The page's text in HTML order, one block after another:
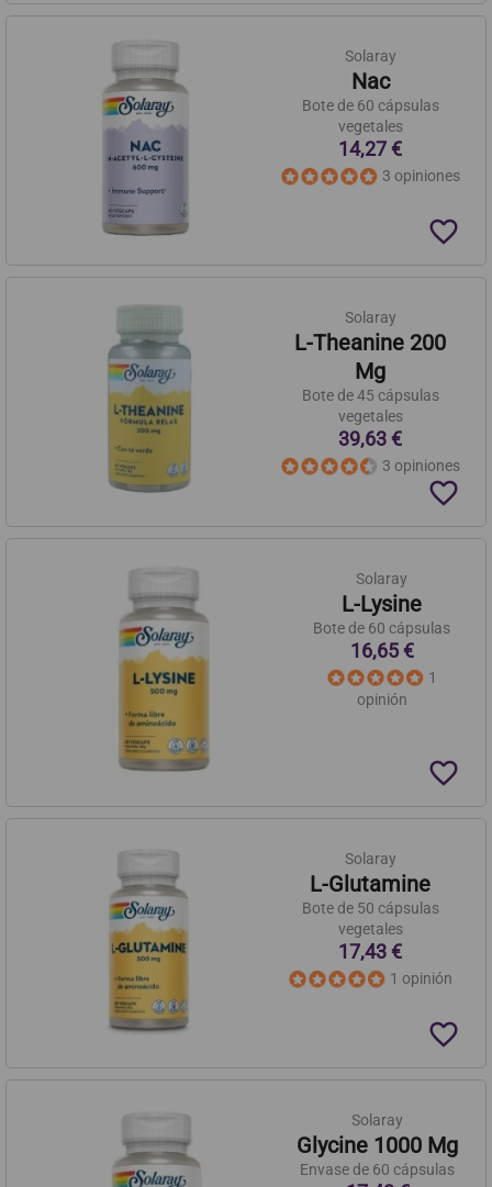
Solaray
Nac
Bote de 60 cápsulas
vegetales
14,27 €
3 opiniones
favorite_border
Solaray
L-Theanine 200
Mg
Bote de 45 cápsulas
vegetales
39,63 €
3 opiniones
favorite_border
Solaray
L-Lysine
Bote de 60 cápsulas
16,65 €
1
opinión
favorite_border
Solaray
L-Glutamine
Bote de 50 cápsulas
vegetales
17,43 €
1 opinión
favorite_border
Solaray
Glycine 1000 Mg
Envase de 60 cápsulas